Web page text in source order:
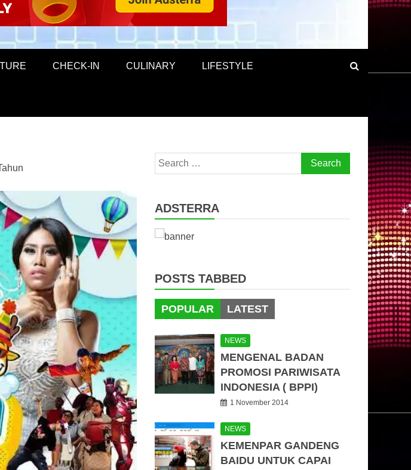
CHECK-IN CULINARY LIFESTYLE
Search
for:
ADSTERRA
POSTS TABBED
POPULAR LATEST
NEWS
MENGENAL BADAN
PROMOSI PARIWISATA
INDONESIA ( BPPI)
1 November 2014
NEWS
KEMENPAR GANDENG
BAIDU UNTUK CAPAI